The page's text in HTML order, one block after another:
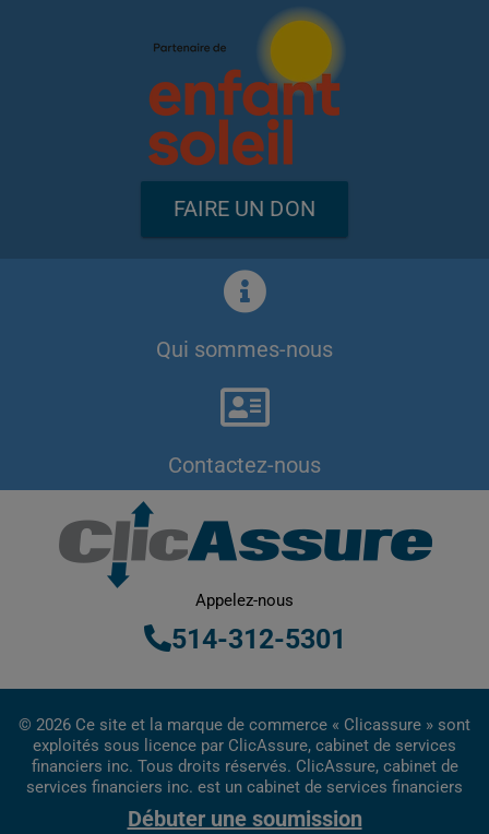
Débuter une soumission
FAIRE UN DON
Qui sommes-nous
Contactez-nous
Appelez-nous
514-312-5301
© 2026 Ce site et la marque de commerce « Clicassure » sont
exploités sous licence par ClicAssure, cabinet de services
financiers inc. Tous droits réservés. ClicAssure, cabinet de
services financiers inc. est un cabinet de services financiers
inscrit au Québec.